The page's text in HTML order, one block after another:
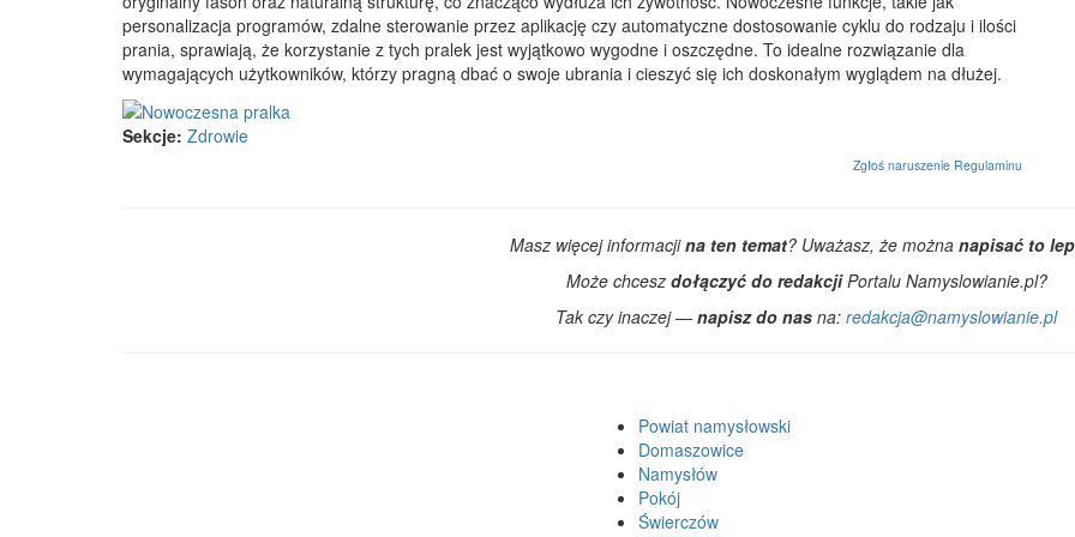
personalizacja programów, zdalne sterowanie przez aplikację czy automatyczne dostosowanie cyklu do rodzaju i ilości
prania, sprawiają, że korzystanie z tych pralek jest wyjątkowo wygodne i oszczędne. To idealne rozwiązanie dla
wymagających użytkowników, którzy pragną dbać o swoje ubrania i cieszyć się ich doskonałym wyglądem na dłużej.
Sekcje: Zdrowie
Zgłoś naruszenie Regulaminu
Masz więcej informacjina ten temat? Uważasz, że można napisać to
Może chcesz dołączyć do redakcjiPortalu Namyslowianie.pl?
Tak czy inaczej —napisz do nas na: redakcja@namyslowianie.pl
Powiat namysłowski
Domaszowice
Namysłów
Pokój
Świerczów